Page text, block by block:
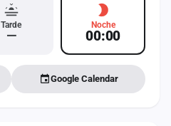
Tarde
—
Noche
00:00
Google Calendar